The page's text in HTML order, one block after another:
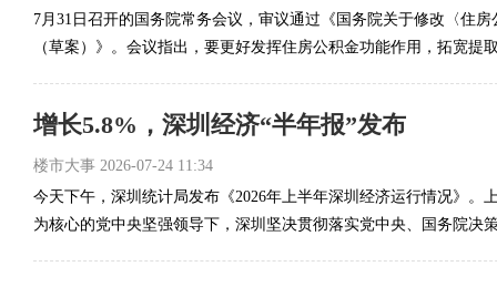
7月31日召开的国务院常务会议，审议通过《国务院关于修改〈住
（草案）》。会议指出，要更好发挥住房公积金功能作用，拓宽提
增长5.8%，深圳经济“半年报”发布
楼市大事 2026-07-24 11:34
今天下午，深圳统计局发布《2026年上半年深圳经济运行情况》。
为核心的党中央坚强领导下，深圳坚决贯彻落实党中央、国务院决